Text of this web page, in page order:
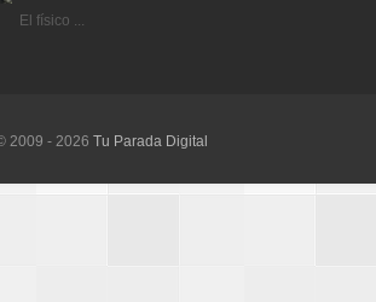
El físico ...
2009 - 2026 Tu Parada Digital